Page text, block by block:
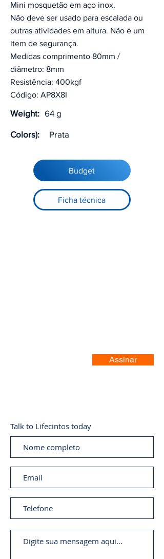
Mini mosquetão em aço inox.
Não deve ser usado para escalada ou
outras atividades em altura. Não é um
item de segurança.
Medidas comprimento 80mm /
diâmetro: 8mm
Resistência: 400kgf
Código: AP8X8I
Weight: 64 g
Colors): Prata
Budget
Ficha técnica
Assinar
Talk to Lifecintos today